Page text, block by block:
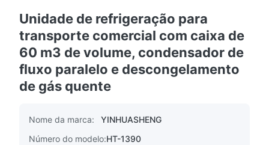
Unidade de refrigeração para
transporte comercial com caixa de
60 m3 de volume, condensador de
fluxo paralelo e descongelamento
de gás quente
Nome da marca:
YINHUASHENG
Número do modelo:HT-1390